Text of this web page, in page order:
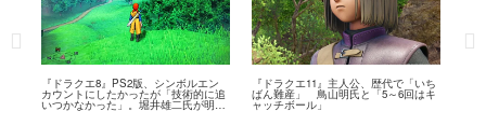
『ドラクエ8』PS2版、シンボルエン
カウントにしたかったが「技術的に追
いつかなかった」。堀井雄二氏が明か
『ドラクエ11』主人公、歴代で「いち
ばん難産」 鳥山明氏と「5～6回はキ
ャッチボール」